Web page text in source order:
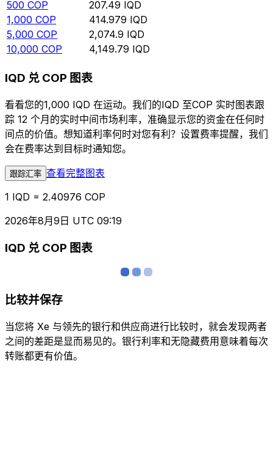
500 COP 207.49 IQD
1,000 COP 414.979 IQD
5,000 COP 2,074.9 IQD
10,000 COP 4,149.79 IQD
IQD 兑 COP 图表
看看您的1,000 IQD 在运动。我们的IQD 至COP 实时图表跟
踪 12 个月的实时中间市场利率，准确显示您的资金在任何时
间点的价值。想知道利率何时对您有利？设置费率提醒，我们
会在费率达到目标时通知您。
跟踪汇率 查看完整图表
1 IQD = 2.40976 COP
2026年8月9日 UTC 09:19
IQD 兑 COP 图表
比较并保存
当您将 Xe 与领先的银行和供应商进行比较时，就会发现两者
之间的差距是显而易见的。银行利率和无隐藏费用意味着每次
转账都更有价值。